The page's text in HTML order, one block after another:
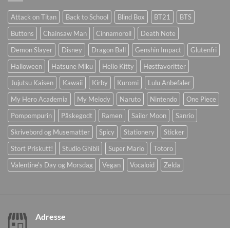
Attack on Titan Back to School Blind Box BT21
BTS
Buttons
Chainsaw Man Cinnamoroll
Death Note
Demon Slayer
Disney Dragon Ball Genshin Impact
Glutenfri
Halloween
Hatsune Miku Hello Kitty
Høstfavoritter
Jujutsu Kaisen
Kawaii Kirby Kuromi
Lulu Anbefaler
My Hero Academia
My Melody Naruto Nintendo
One Piece
Pompompurin
Påskegodt Ramen Sailor Moon
Sanrio
Skrivebord og Musematter
Spicy Stationery
Sticker
Stort Priskutt!
Studio Ghibli Super Mario
Totoro
Valentine's Day og Morsdag
Vegan Vocaloid Zelda
Adresse